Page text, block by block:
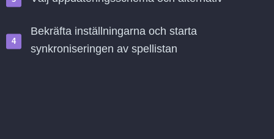
Bekräfta inställningarna och starta
synkroniseringen av spellistan